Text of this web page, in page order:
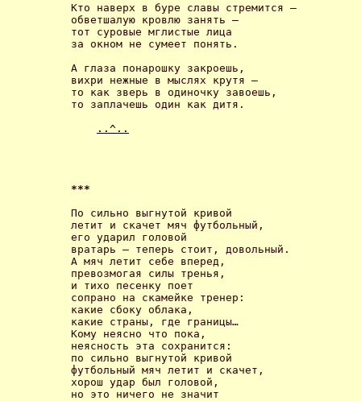
Кто наверх в буре славы стремится –
обветшалую кровлю занять –
тот суровые мглистые лица
за окном не сумеет понять.
А глаза понарошку закроешь,
вихри нежные в мыслях крутя –
то как зверь в одиночку завоешь,
то заплачешь один как дитя.
..^..
***
По сильно выгнутой кривой
летит и скачет мяч футбольный,
его ударил головой
вратарь – тепeрь стоит, довольный.
А мяч летит себе вперед,
превозмогая силы тренья,
и тихо песенку поeт
сопрано на скамейке тренер:
какие сбоку облака,
какие страны, где границы…
Кому неясно что пока,
неясность эта сохранится:
по сильно выгнутой кривой
футбольный мяч летит и скачет,
хорош удар был головой,
но этo ничего не значит